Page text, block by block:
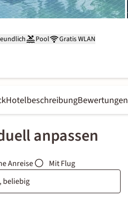
Pool Gratis WLAN
HotelbeschreibungBewertungen
anpassen
Anreise Mit Flug